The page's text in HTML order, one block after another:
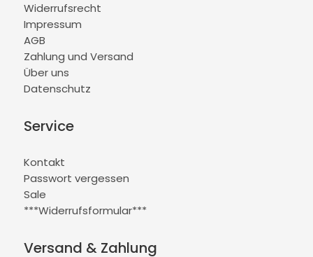
Widerrufsrecht
Impressum
AGB
Zahlung und Versand
Über uns
Datenschutz
Service
Kontakt
Passwort vergessen
Sale
***Widerrufsformular***
Versand & Zahlung